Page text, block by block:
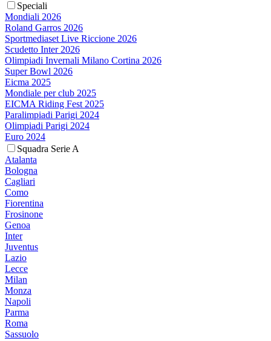
Speciali
Mondiali 2026
Roland Garros 2026
Sportmediaset Live Riccione 2026
Scudetto Inter 2026
Olimpiadi Invernali Milano Cortina 2026
Super Bowl 2026
Eicma 2025
Mondiale per club 2025
EICMA Riding Fest 2025
Paralimpiadi Parigi 2024
Olimpiadi Parigi 2024
Euro 2024
Squadra Serie A
Atalanta
Bologna
Cagliari
Como
Fiorentina
Frosinone
Genoa
Inter
Juventus
Lazio
Lecce
Milan
Monza
Napoli
Parma
Roma
Sassuolo